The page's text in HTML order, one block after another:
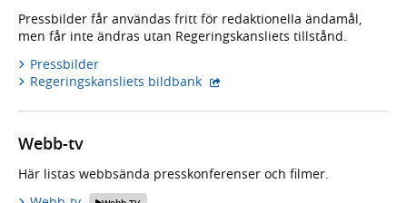
Pressbilder får användas fritt för redaktionella ändamål,
men får inte ändras utan Regeringskansliets tillstånd.
Pressbilder
Regeringskansliets bildbank - extern webbplats,
Webb-tv
Här listas webbsända presskonferenser och filmer.